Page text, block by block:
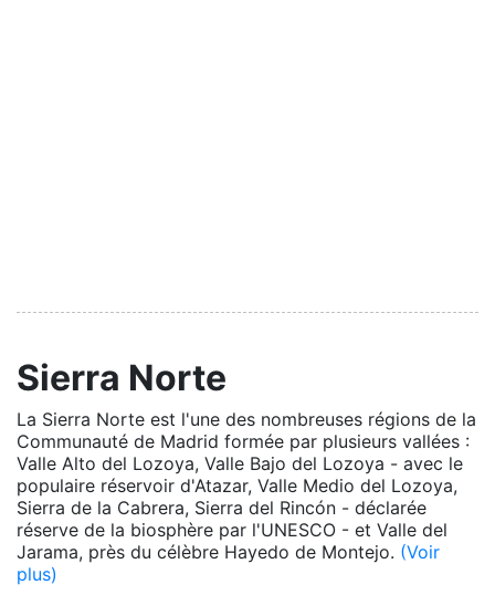
Sierra Norte
La Sierra Norte est l'une des nombreuses régions de la
Communauté de Madrid formée par plusieurs vallées :
Valle Alto del Lozoya, Valle Bajo del Lozoya - avec le
populaire réservoir d'Atazar, Valle Medio del Lozoya,
Sierra de la Cabrera, Sierra del Rincón - déclarée
réserve de la biosphère par l'UNESCO - et Valle del
Jarama, près du célèbre Hayedo de Montejo. (Voir
plus)